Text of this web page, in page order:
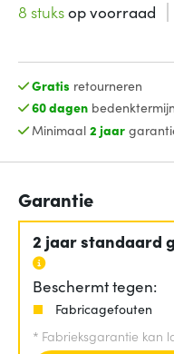
8 stuksop voorraad
Gratis retourneren
60 dagenbedenktermijn
Minimaal 2 jaar
Garantie
2 jaar standaard
Beschermt tegen:
Fabricagefouten
* Fabrieksgarantie kan